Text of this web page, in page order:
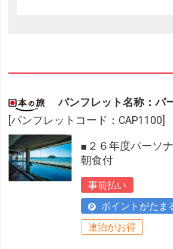
パンフレット名称：パ
[パンフレットコード：CAP1100]
■２６年度パーソ
朝食付
事前払い
ポイントがたま
連泊がお得